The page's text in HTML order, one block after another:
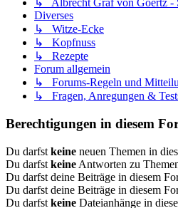
↳ Albrecht Graf von Goertz -
Diverses
↳ Witze-Ecke
↳ Kopfnuss
↳ Rezepte
Forum allgemein
↳ Forums-Regeln und
↳ Fragen, Anregungen &
Berechtigungen in diesem
Du darfst keine neuen Themen in
Du darfst keine Antworten zu
Du darfst deine Beiträge in diesem
Du darfst deine Beiträge in diesem
Du darfst keine Dateianhänge in